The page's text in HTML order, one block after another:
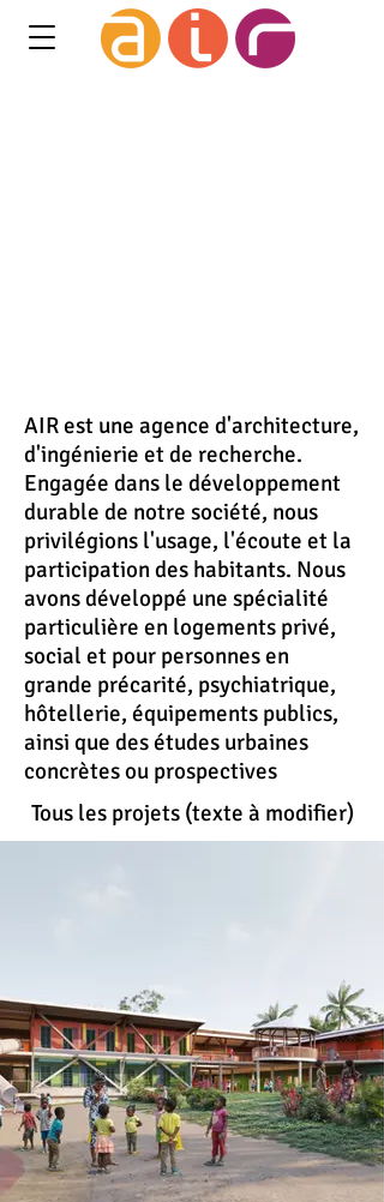
AIR est une agence d'architecture,
d'ingénierie et de recherche.
Engagée dans le développement
durable de notre société, nous
privilégions l'usage, l'écoute et la
participation des habitants. Nous
avons développé une spécialité
particulière en logements privé,
social et pour personnes en
grande précarité, psychiatrique,
hôtellerie, équipements publics,
ainsi que des études urbaines
concrètes ou prospectives
Tous les projets (texte à modifier)